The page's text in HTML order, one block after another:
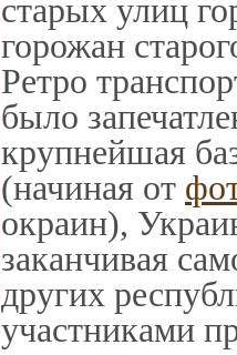
старых улиц
горожан
Ретро
было
крупнейшая
(начиная от
окраин),
заканчивая
других
участниками